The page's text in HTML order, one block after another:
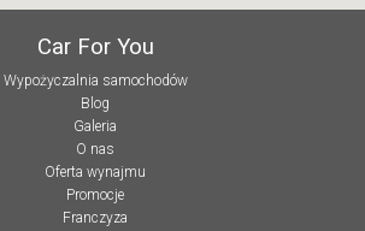
Car For You
Wypożyczalnia samochodów
Blog
Galeria
O nas
Oferta wynajmu
Promocje
Franczyza